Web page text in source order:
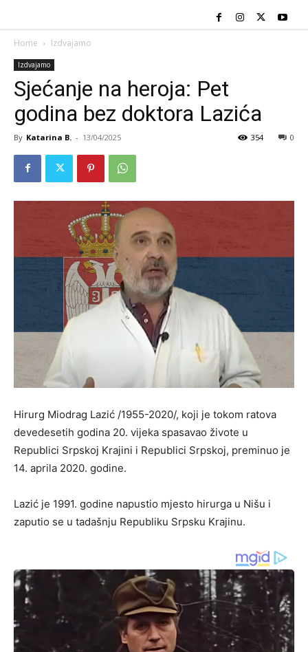
Home Izdvajamo
Izdvajamo
Sjećanje na heroja: Pet
godina bez doktora Lazića
By Katarina B. - 13/04/2025 0
354
Hirurg Miodrag Lazić /1955-2020/, koji je tokom ratova
devedesetih godina 20. vijeka spasavao živote u
Republici Srpskoj Krajini i Republici Srpskoj, preminuo je
14. aprila 2020. godine.
Lazić je 1991. godine napustio mjesto hirurga u Nišu i
zaputio se u tadašnju Republiku Srpsku Krajinu.